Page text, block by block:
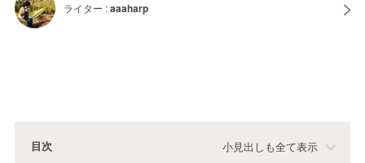
ライター :aaaharp
目次 小見出しも全て表示